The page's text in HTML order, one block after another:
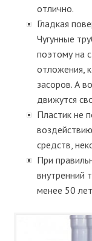
отлично.
Гладкая
Чугунные
поэтому на
отложения,
засоров. А
движутся
Пластик не
средств,
При
внутренний
менее 50